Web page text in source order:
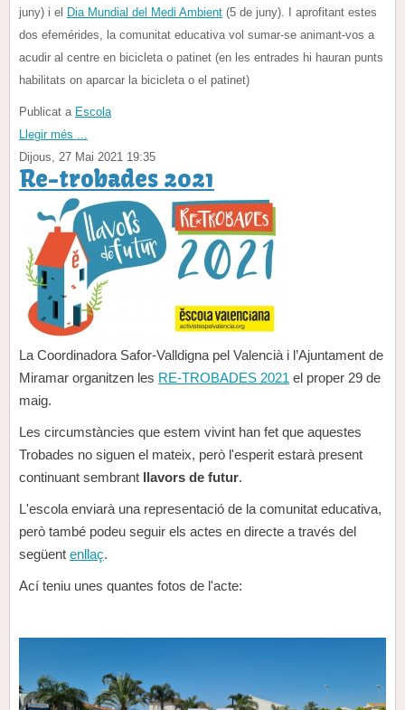
juny) i el Dia Mundial del Medi Ambient (5 de juny). I aprofitant estes
dos efemérides, la comunitat educativa vol sumar-se animant-vos a
acudir al centre en bicicleta o patinet (en les entrades hi hauran punts
habilitats on aparcar la bicicleta o el patinet)
Publicat a Escola
Llegir més ...
Dijous, 27 Mai 2021 19:35
Re-trobades 2021
La Coordinadora Safor-Valldigna pel Valencià i l’Ajuntament de
Miramar organitzen les RE-TROBADES 2021 el proper 29 de
maig.
Les circumstàncies que estem vivint han fet que aquestes
Trobades no siguen el mateix, però l'esperit estarà present
continuant sembrant llavors de futur.
L'escola enviarà una representació de la comunitat educativa,
però també podeu seguir els actes en directe a través del
següent enllaç.
Ací teniu unes quantes fotos de l'acte: